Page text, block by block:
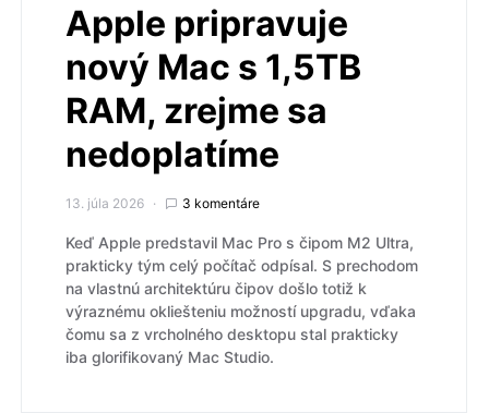
Apple pripravuje
nový Mac s 1,5TB
RAM, zrejme sa
nedoplatíme
13. júla 2026 3 komentáre
Keď Apple predstavil Mac Pro s čipom M2 Ultra,
prakticky tým celý počítač odpísal. S prechodom
na vlastnú architektúru čipov došlo totiž k
výraznému okliešteniu možností upgradu, vďaka
čomu sa z vrcholného desktopu stal prakticky
iba glorifikovaný Mac Studio.